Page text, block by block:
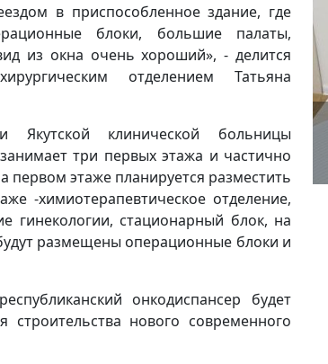
в приспособленное здание, где
блоки, большие палаты,
из окна очень хороший», - делится
отделением Татьяна
Якутской клинической больницы
три первых этажа и частично
первом этаже планируется разместить
-химиотерапевтическое отделение,
гинекологии, стационарный блок, на
размещены операционные блоки и
онкодиспансер будет
строительства нового современного